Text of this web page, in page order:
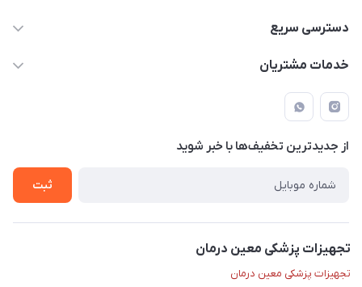
09171843500 و 07152240182
دسترسی سریع
حساب کاربری
لیست محصولات
درباره ما
خدمات مشتریان
راهنما
قوانین و مقررات
حریم خصوصی
از جدید‌ترین تخفیف‌ها با‌ خبر شوید
ثبت
تجهیزات پزشکی معین درمان
تجهیزات پزشکی معین درمان